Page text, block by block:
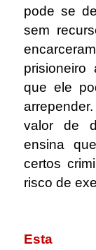
pode se
sem
prisioneiro
que ele
valor de
ensina
certos
risco de
Esta